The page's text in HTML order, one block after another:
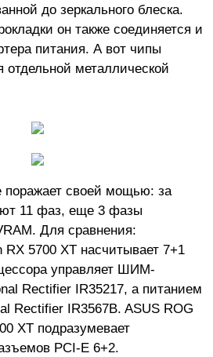
до зеркального блеска.
он также соединяется и
питания. А вот чипы
металлической
поражает своей мощью: за
11 фаз, еще 3 фазы
Для сравнения:
5700 XT насчитывает 7+1
управляет ШИМ-
Rectifier IR35217, а питанием
Rectifier IR3567B. ASUS ROG
XT подразумевает
PCI-E 6+2.